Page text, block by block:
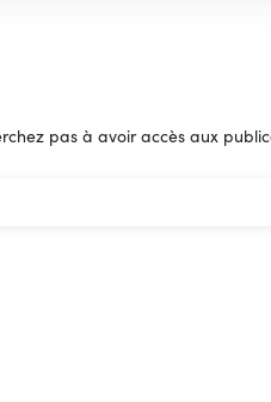
pas à avoir accès aux